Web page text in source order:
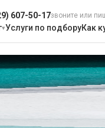
607-50-17звоните или
Услуги по подборуКак